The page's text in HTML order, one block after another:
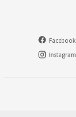
Facebook
Instagram